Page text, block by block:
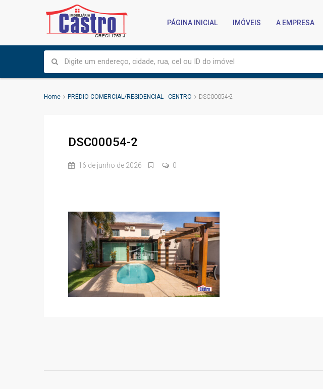
PÁGINA INICIAL IMÓVEIS A EMPRESA
Home PRÉDIO COMERCIAL/RESIDENCIAL - CENTRO DSC00054-2
DSC00054-2
16 de junho de 2026 0